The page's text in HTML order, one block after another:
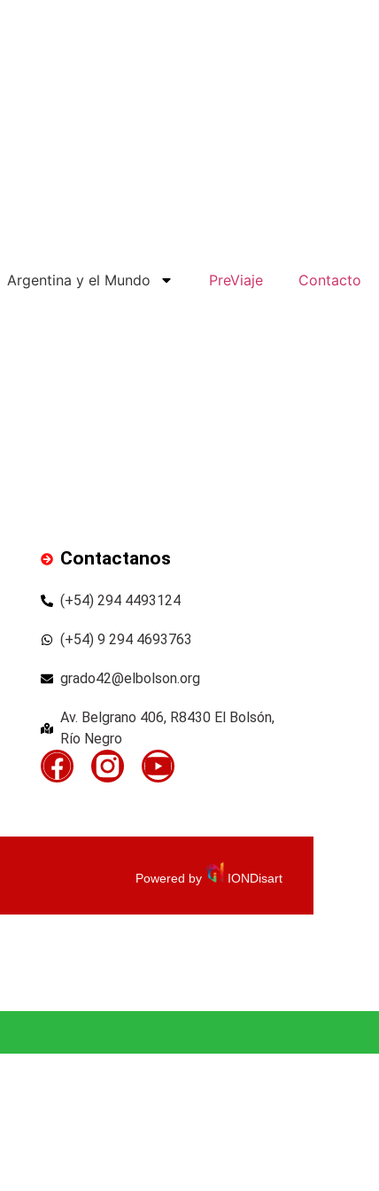
Argentina y el Mundo PreViaje Contacto
Contactanos
(+54) 294 4493124
(+54) 9 294 4693763
grado42@elbolson.org
Av. Belgrano 406, R8430 El Bolsón,
Río Negro
Powered by IONDisart